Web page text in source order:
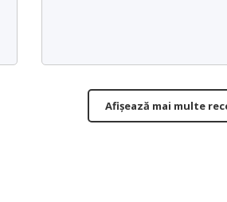
Afișează mai multe